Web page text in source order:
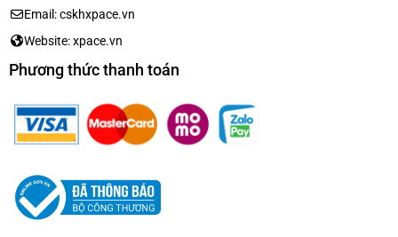
Email: cskhxpace.vn
Website: xpace.vn
Phương thức thanh toán